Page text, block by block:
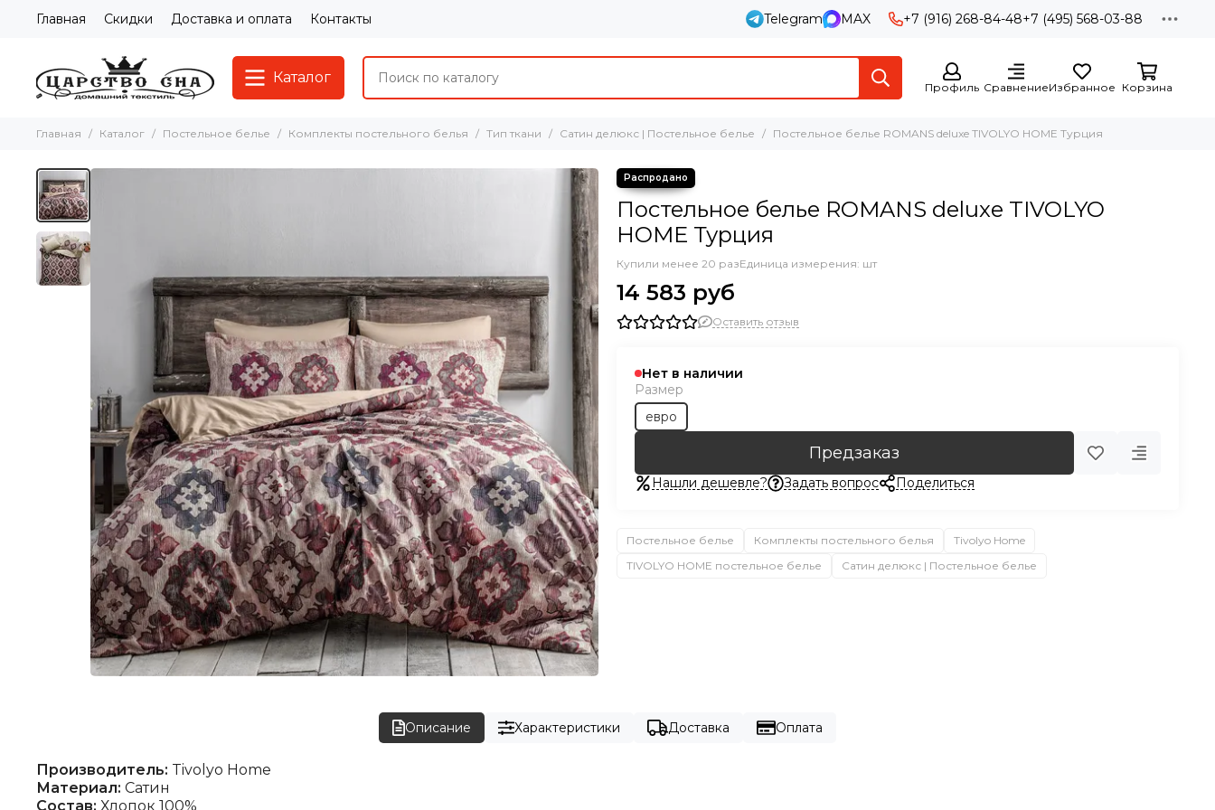
Главная Скидки Доставка и оплата Контакты Telegram MAX +7 (916) 268-84-48+7 (495) 568-03-88
Каталог
Профиль СравнениеИзбранное Корзина
Главная Каталог Постельное белье Комплекты постельного белья Тип ткани Сатин делюкс | Постельное белье Постельное белье ROMANS deluxe TIVOLYO HOME Турция
Постельное белье ROMANS deluxe TIVOLYO
HOME Турция
Купили менее 20 разЕдиница измерения: шт
14 583 руб
Оставить отзыв
Нет в наличии
Размер
евро
Предзаказ
Нашли дешевле? Задать вопрос Поделиться
Постельное белье Комплекты постельного белья
Tivolyo Home
TIVOLYO HOME постельное белье
Сатин делюкс | Постельное белье
Описание Характеристики Доставка Оплата
Производитель: Tivolyo Home
Материал: Сатин
Состав: Хлопок 100%